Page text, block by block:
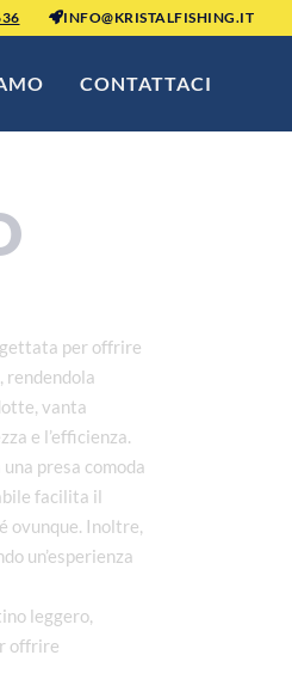
INFO@KRISTALFISHING.IT
CONTATTACI
per offrire
rendendola
vanta
e l’efficienza.
presa comoda
facilita il
ovunque. Inoltre,
un’esperienza
leggero,
offrire